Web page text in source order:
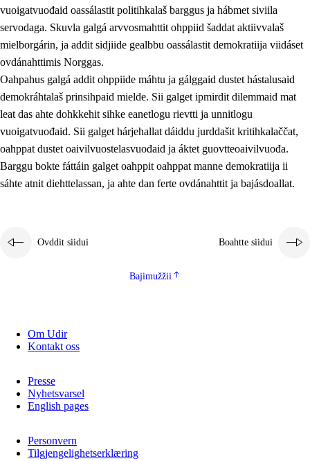
2.2 Gealbu fágain
2.3 Vuođđogálggat
2.4 Oahppat oahppat
Fágaidrasttideaddji fáttát
2.5 Fágaidrasttideaddji fáttát
2.5.1 Álbmotdearvvašvuohta ja eallimis birget
2.5.2 Demokratiija ja mielborgárvuohta
2.5.3 Guoddevaš ovdáneapmi
vuoigatvuođaid oassálastit politihkalaš barggus ja hábmet siviila
servodaga. Skuvla galgá arvvosmahttit ohppiid šaddat aktiivvalaš
mielborgárin, ja addit sidjiide gealbbu oassálastit demokratiija viidáset
ovdánahttimis Norggas.
Oahpahus galgá addit ohppiide máhtu ja gálggaid dustet hástalusaid
demokráhtalaš prinsihpaid mielde. Sii galget ipmirdit dilemmaid mat
leat das ahte dohkkehit sihke eanetlogu rievtti ja unnitlogu
vuoigatvuođaid. Sii galget hárjehallat dáiddu jurddašit kritihkalaččat,
oahppat dustet oaivilvuostelasvuođaid ja áktet guovtteoaivilvuođa.
Barggu bokte fáttáin galget oahppit oahppat manne demokratiija ii
sáhte atnit diehttelassan, ja ahte dan ferte ovdánahttit ja bajásdoallat.
Ovddit siidui Boahtte siidui
Bajimužžii
Om Udir
Kontakt oss
Presse
Nyhetsvarsel
English pages
Personvern
Tilgjengelighetserklæring